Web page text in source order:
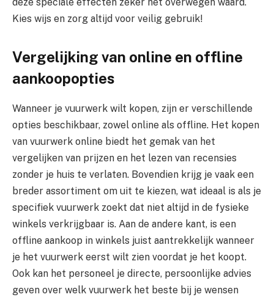
Kies wijs en zorg altijd voor veilig gebruik!
Vergelijking van online en offline
aankoopopties
Wanneer je vuurwerk wilt kopen, zijn er verschillende
opties beschikbaar, zowel online als offline. Het kopen
van vuurwerk online biedt het gemak van het
vergelijken van prijzen en het lezen van recensies
zonder je huis te verlaten. Bovendien krijg je vaak een
breder assortiment om uit te kiezen, wat ideaal is als je
specifiek vuurwerk zoekt dat niet altijd in de fysieke
winkels verkrijgbaar is. Aan de andere kant, is een
offline aankoop in winkels juist aantrekkelijk wanneer
je het vuurwerk eerst wilt zien voordat je het koopt.
Ook kan het personeel je directe, persoonlijke advies
geven over welk vuurwerk het beste bij je wensen